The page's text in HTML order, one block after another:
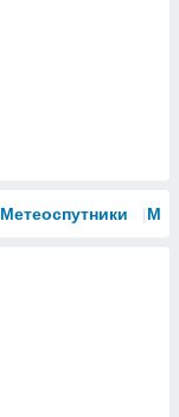
Метеоспутники